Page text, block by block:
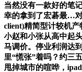
当然没有一款好的笔
幸的拿到了宏碁最…
client)精简型计较机产
小赵和小张从高中起
马调价。停业利润达
里“慌张”着吗？约三
甩掉城市的喧哗，